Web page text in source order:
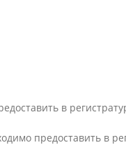
в
предоставить в